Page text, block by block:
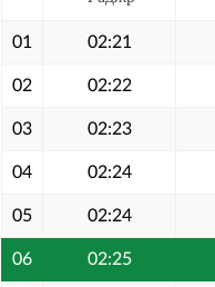
01 02:21
02 02:22
03 02:23
04 02:24
05 02:24
06 02:25